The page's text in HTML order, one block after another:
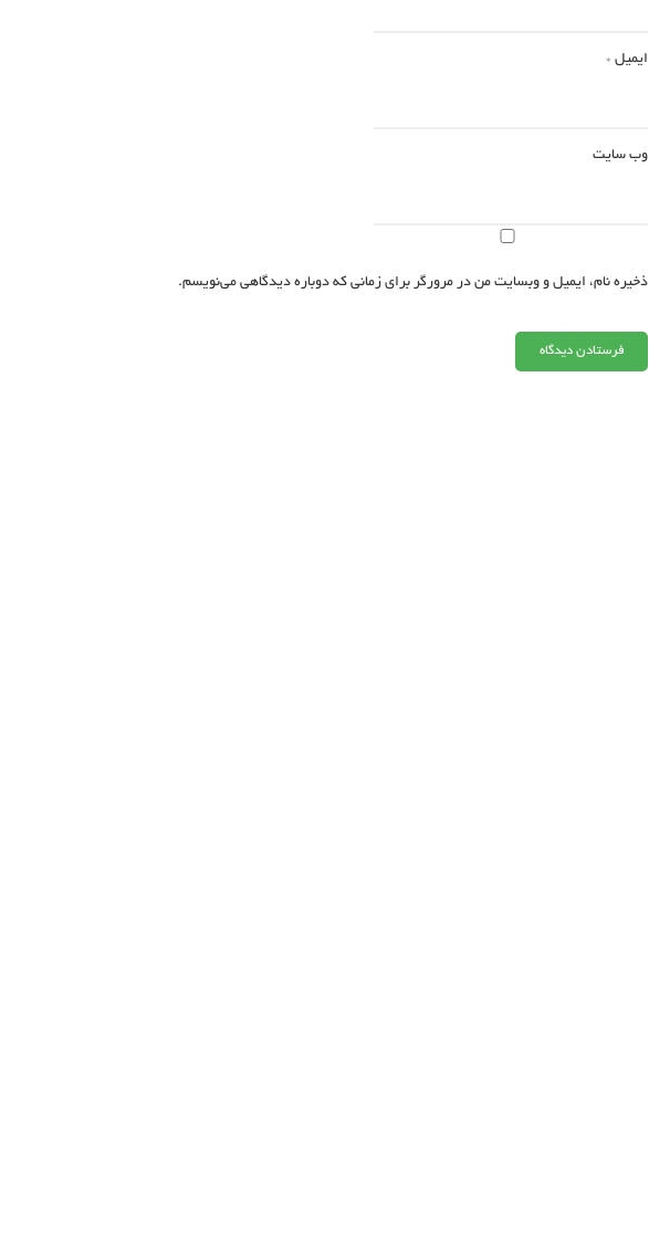
ایمیل *
وب‌ سایت
ذخیره نام، ایمیل و وبسایت من در مرورگر برای زمانی که دوباره دیدگاهی می‌نویسم.